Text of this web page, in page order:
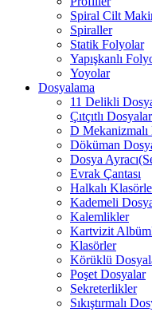
Spiral Cilt
Spiraller
Statik Folyolar
Yapışkanlı
Yoyolar
Dosyalama
11 Delikli
Çıtçıtlı Dosyalar
D
Döküman
Dosya
Evrak Çantası
Halkalı
Kademeli
Kalemlikler
Kartvizit
Klasörler
Körüklü
Poşet Dosyalar
Sekreterlikler
Sıkıştırmalı